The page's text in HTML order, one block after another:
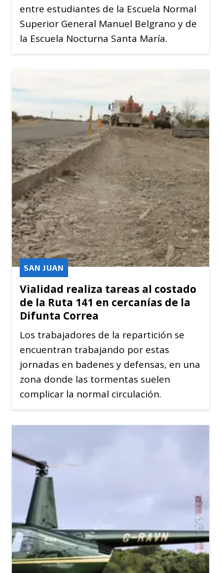
entre estudiantes de la Escuela Normal
Superior General Manuel Belgrano y de
la Escuela Nocturna Santa María.
Vialidad realiza tareas al costado
de la Ruta 141 en cercanías de la
Difunta Correa
SAN JUAN
Los trabajadores de la repartición se
encuentran trabajando por estas
jornadas en badenes y defensas, en una
zona donde las tormentas suelen
complicar la normal circulación.